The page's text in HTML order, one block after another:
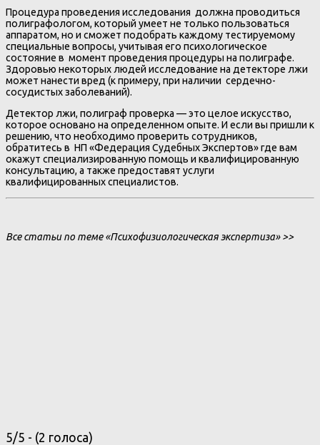
Процедура проведения исследования должна проводиться
полиграфологом, который умеет не только пользоваться
аппаратом, но и сможет подобрать каждому тестируемому
специальные вопросы, учитывая его психологическое
состояние в момент проведения процедуры на полиграфе.
Здоровью некоторых людей исследование на детекторе лжи
может нанести вред (к примеру, при наличии сердечно-
сосудистых заболеваний).
Детектор лжи, полиграф проверка — это целое искусство,
которое основано на определенном опыте. И если вы пришли к
решению, что необходимо проверить сотрудников,
обратитесь в НП «Федерация Судебных Экспертов» где вам
окажут специализированную помощь и квалифицированную
консультацию, а также предоставят услуги
квалифицированных специалистов.
Все статьи по теме «Психофизиологическая экспертиза» >>
5/5 - (2 голоса)